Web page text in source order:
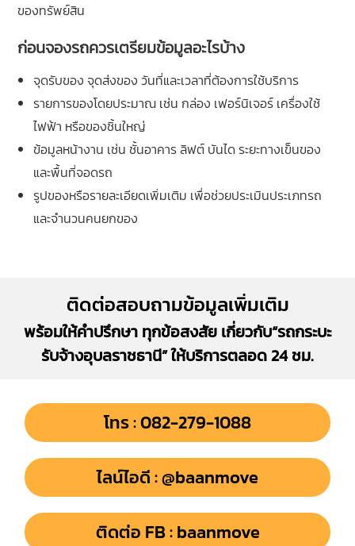
ของทรัพย์สิน
ก่อนจองรถควรเตรียมข้อมูลอะไรบ้าง
จุดรับของ จุดส่งของ วันที่และเวลาที่ต้องการใช้บริการ
รายการของโดยประมาณ เช่น กล่อง เฟอร์นิเจอร์ เครื่องใช้
ไฟฟ้า หรือของชิ้นใหญ่
ข้อมูลหน้างาน เช่น ชั้นอาคาร ลิฟต์ บันได ระยะทางเข็นของ
และพื้นที่จอดรถ
รูปของหรือรายละเอียดเพิ่มเติม เพื่อช่วยประเมินประเภทรถ
และจำนวนคนยกของ
ติดต่อสอบถามข้อมูลเพิ่มเติม
พร้อมให้คำปรึกษา ทุกข้อสงสัย เกี่ยวกับ“รถกระบะ
รับจ้างอุบลราชธานี” ให้บริการตลอด 24 ชม.
โทร : 082-279-1088
ไลน์ไอดี : @baanmove
ติดต่อ FB : baanmove